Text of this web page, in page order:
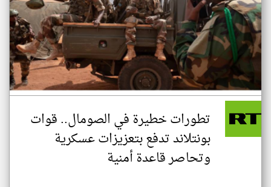
تطورات خطيرة في الصومال.. قوات
بونتلاند تدفع بتعزيزات عسكرية
وتحاصر قاعدة أمنية